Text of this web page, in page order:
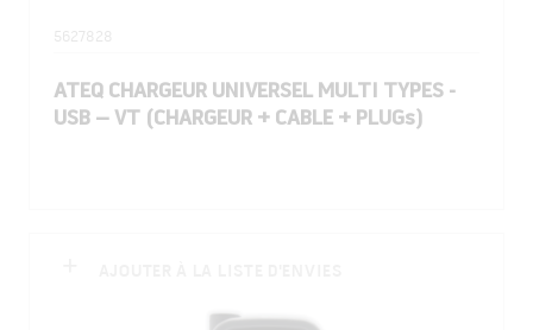
5627828
ATEQ CHARGEUR UNIVERSEL MULTI TYPES -
USB – VT (CHARGEUR + CABLE + PLUGs)